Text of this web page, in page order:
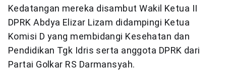
Kedatangan mereka disambut Wakil Ketua II
DPRK Abdya Elizar Lizam didampingi Ketua
Komisi D yang membidangi Kesehatan dan
Pendidikan Tgk Idris serta anggota DPRK dari
Partai Golkar RS Darmansyah.